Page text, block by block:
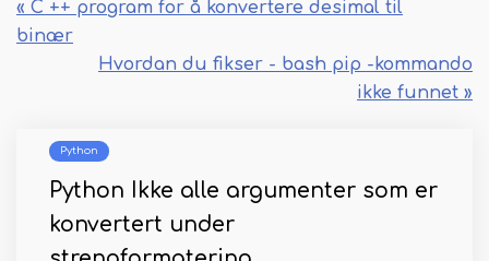
« C ++ program for å konvertere desimal til
binær
Hvordan du fikser - bash pip -kommando
ikke funnet »
Python
Python Ikke alle argumenter som er
konvertert under